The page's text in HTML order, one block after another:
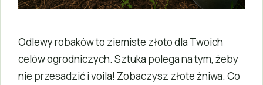
Odlewy robaków to ziemiste złoto dla Twoich
celów ogrodniczych. Sztuka polega na tym, żeby
nie przesadzić i voila! Zobaczysz złote żniwa. Co